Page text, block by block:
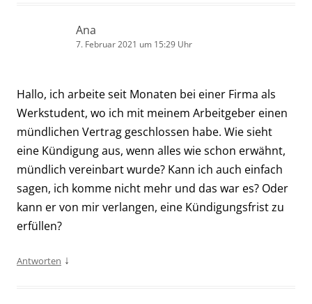
Ana
7. Februar 2021 um 15:29 Uhr
Hallo, ich arbeite seit Monaten bei einer Firma als
Werkstudent, wo ich mit meinem Arbeitgeber einen
mündlichen Vertrag geschlossen habe. Wie sieht
eine Kündigung aus, wenn alles wie schon erwähnt,
mündlich vereinbart wurde? Kann ich auch einfach
sagen, ich komme nicht mehr und das war es? Oder
kann er von mir verlangen, eine Kündigungsfrist zu
erfüllen?
Antworten ↓